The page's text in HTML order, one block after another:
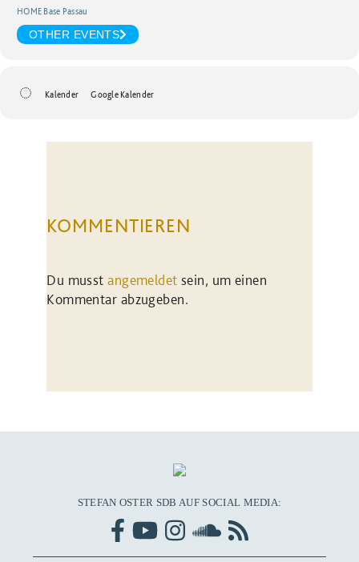
HOME Base Passau
OTHER EVENTS
Kalender Google Kalender
KOMMENTIEREN
Du musstangemeldet sein, um einen
Kommentar abzugeben.
STEFAN OSTER SDB AUF SOCIAL MEDIA: